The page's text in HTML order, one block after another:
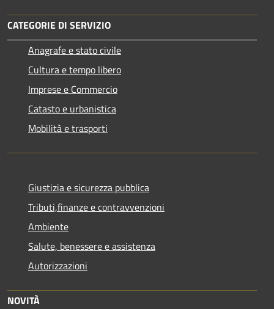
CATEGORIE DI SERVIZIO
Anagrafe e stato civile
Cultura e tempo libero
Imprese e Commercio
Catasto e urbanistica
Mobilità e trasporti
Giustizia e sicurezza pubblica
Tributi,finanze e contravvenzioni
Ambiente
Salute, benessere e assistenza
Autorizzazioni
NOVITÀ